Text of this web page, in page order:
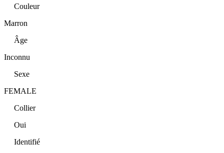
Couleur
Marron
Âge
Inconnu
Sexe
FEMALE
Collier
Oui
Identifié